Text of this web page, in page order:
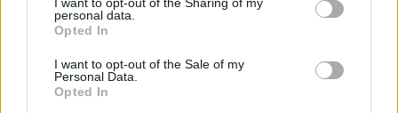
grant or deny consent to Google and its third-party tags to
use your data for below specified purposes in below Google
consent section.
personal data.
Opted In
I want to opt-out of the Sale of my
Personal Data.
Opted In
φιλοδοξίες
βάρος καθώς η ίδια έσπευσε να ξεκαθαρίσει πως
δεν προτίθεται να διεκδικήσει την ηγεσία του